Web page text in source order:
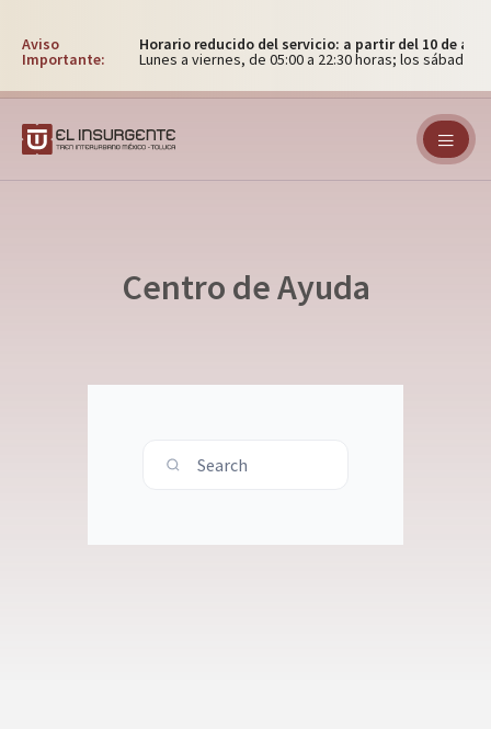
Aviso
Importante:
Horario reducido del servicio: a partir del 10 de
Lunes a viernes, de 05:00 a 22:30 horas; los
Centro de Ayuda
Search